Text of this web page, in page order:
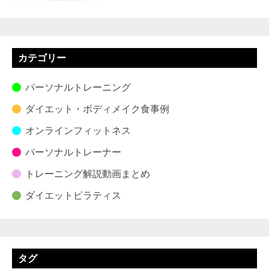
カテゴリー
パーソナルトレーニング
ダイエット・ボディメイク食事例
オンラインフィットネス
パーソナルトレーナー
トレーニング解説動画まとめ
ダイエットピラティス
タグ